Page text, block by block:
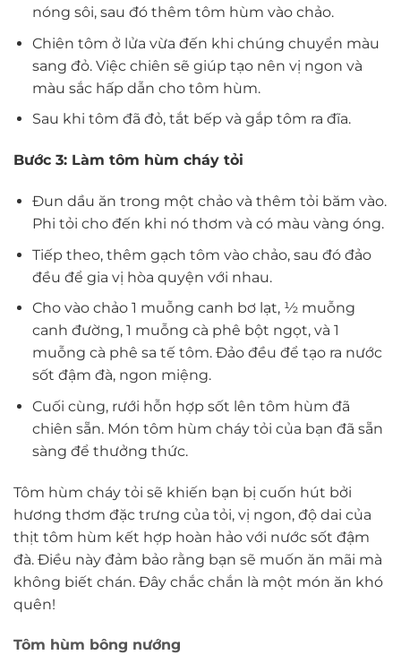
nóng sôi, sau đó thêm tôm hùm vào chảo.
Chiên tôm ở lửa vừa đến khi chúng chuyển màu
sang đỏ. Việc chiên sẽ giúp tạo nên vị ngon và
màu sắc hấp dẫn cho tôm hùm.
Sau khi tôm đã đỏ, tắt bếp và gắp tôm ra đĩa.
Bước 3: Làm tôm hùm cháy tỏi
Đun dầu ăn trong một chảo và thêm tỏi băm vào.
Phi tỏi cho đến khi nó thơm và có màu vàng óng.
Tiếp theo, thêm gạch tôm vào chảo, sau đó đảo
đều để gia vị hòa quyện với nhau.
Cho vào chảo 1 muỗng canh bơ lạt, ½ muỗng
canh đường, 1 muỗng cà phê bột ngọt, và 1
muỗng cà phê sa tế tôm. Đảo đều để tạo ra nước
sốt đậm đà, ngon miệng.
Cuối cùng, rưới hỗn hợp sốt lên tôm hùm đã
chiên sẵn. Món tôm hùm cháy tỏi của bạn đã sẵn
sàng để thưởng thức.
Tôm hùm cháy tỏi sẽ khiến bạn bị cuốn hút bởi
hương thơm đặc trưng của tỏi, vị ngon, độ dai của
thịt tôm hùm kết hợp hoàn hảo với nước sốt đậm
đà. Điều này đảm bảo rằng bạn sẽ muốn ăn mãi mà
không biết chán. Đây chắc chắn là một món ăn khó
quên!
Tôm hùm bông nướng